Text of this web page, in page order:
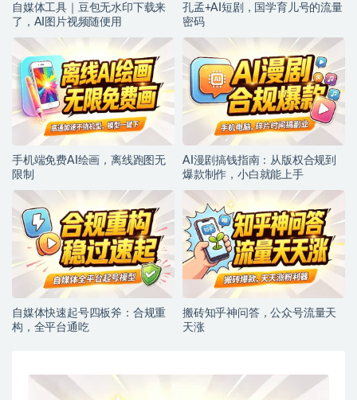
自媒体工具｜豆包无水印下载来
了，AI图片视频随便用
孔孟+AI短剧，国学育儿号的流量
密码
手机端免费AI绘画，离线跑图无
限制
AI漫剧搞钱指南：从版权合规到
爆款制作，小白就能上手
自媒体快速起号四板斧：合规重
构，全平台通吃
搬砖知乎神问答，公众号流量天
天涨